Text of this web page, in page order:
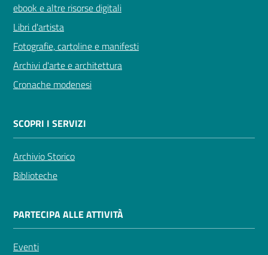
ebook e altre risorse digitali
Libri d'artista
Fotografie, cartoline e manifesti
Archivi d'arte e architettura
Cronache modenesi
SCOPRI I SERVIZI
Archivio Storico
Biblioteche
PARTECIPA ALLE ATTIVITÀ
Eventi